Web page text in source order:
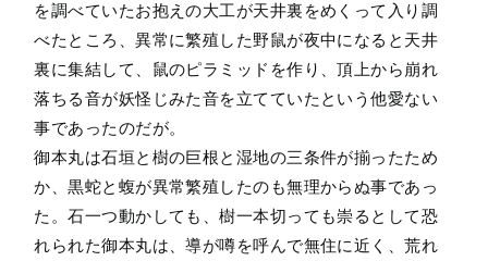
を調べていたお抱えの大工が天井裏をめくって入り調
べたところ、異常に繁殖した野鼠が夜中になると天井
裏に集結して、鼠のピラミッドを作り、頂上から崩れ
落ちる音が妖怪じみた音を立てていたという他愛ない
事であったのだが。
御本丸は石垣と樹の巨根と湿地の三条件が揃ったため
か、黒蛇と蝮が異常繁殖したのも無理からぬ事であっ
た。石一つ動かしても、樹一本切っても崇るとして恐
れられた御本丸は、導が噂を呼んで無住に近く、荒れ